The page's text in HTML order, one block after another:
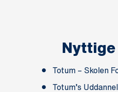
Totum – Skolen
Totum’s